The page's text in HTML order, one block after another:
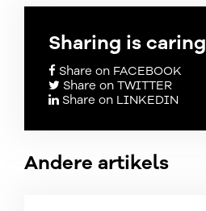
Sharing is caring
Share on FACEBOOK
Share on TWITTER
Share on LINKEDIN
Andere artikels